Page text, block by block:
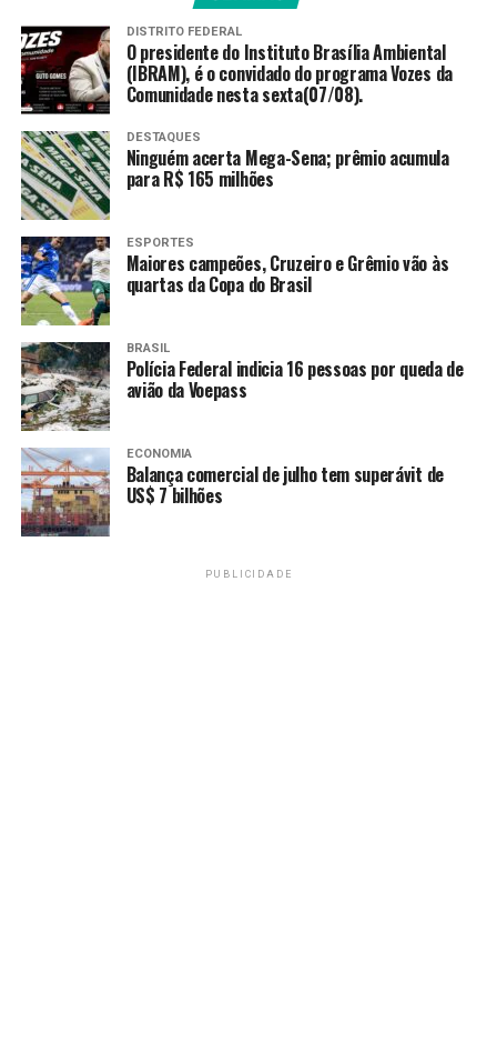
alterações em relação aos anteriores.
Há previsão de alta nos próximos dias, porém sem data
definida.
Fonte:Agência Brasil
PRÓXIMO
Com check-in digital, hóspede pode chegar a hotel com
ficha preenchida
RECENTES
Mega-Sena sorteia prêmio acumulado em R$ 36 milhões
nesta quinta-feira
Amarildo Mota
DISTRITO FEDERAL
O presidente do Instituto Brasília Ambiental
(IBRAM), é o convidado do programa Vozes da
Comunidade nesta sexta(07/08).
DESTAQUES
Ninguém acerta Mega-Sena; prêmio acumula
para R$ 165 milhões
ESPORTES
Maiores campeões, Cruzeiro e Grêmio vão às
quartas da Copa do Brasil
BRASIL
Polícia Federal indicia 16 pessoas por queda de
avião da Voepass
ECONOMIA
Balança comercial de julho tem superávit de
US$ 7 bilhões
PUBLICIDADE